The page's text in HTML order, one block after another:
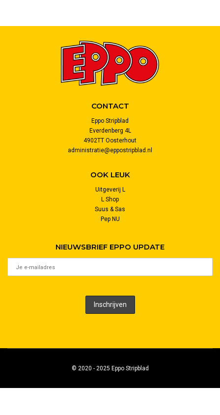
CONTACT
Eppo Stripblad
Everdenberg 4L
4902TT Oosterhout
administratie@eppostripblad.nl
OOK LEUK
Uitgeverij L
L Shop
Suus & Sas
Pep NU
NIEUWSBRIEF EPPO UPDATE
© 2020 - 2025 Eppo Stripblad